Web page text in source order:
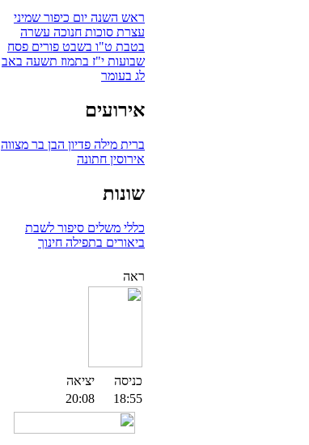
ראש השנה יום כיפור שמיני
עצרת סוכות חנוכה עשרה
בטבת ט"ו בשבט פורים פסח
שבועות י"ז בתמוז תשעה באב
לג בעומר
אירועים
ברית מילה פדיון הבן בר מצווה
אירוסין חתונה
שונות
כללי משלים סיפור לשבת
ביאורים בתפילה חינוך
ראה
כניסה
יציאה
18:55
20:08